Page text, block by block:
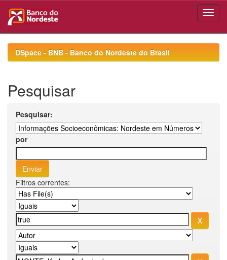
navigationDSpace - BNB - Banco do Nordeste do Brasil
Pesquisar
Pesquisar:
por
Filtros correntes: